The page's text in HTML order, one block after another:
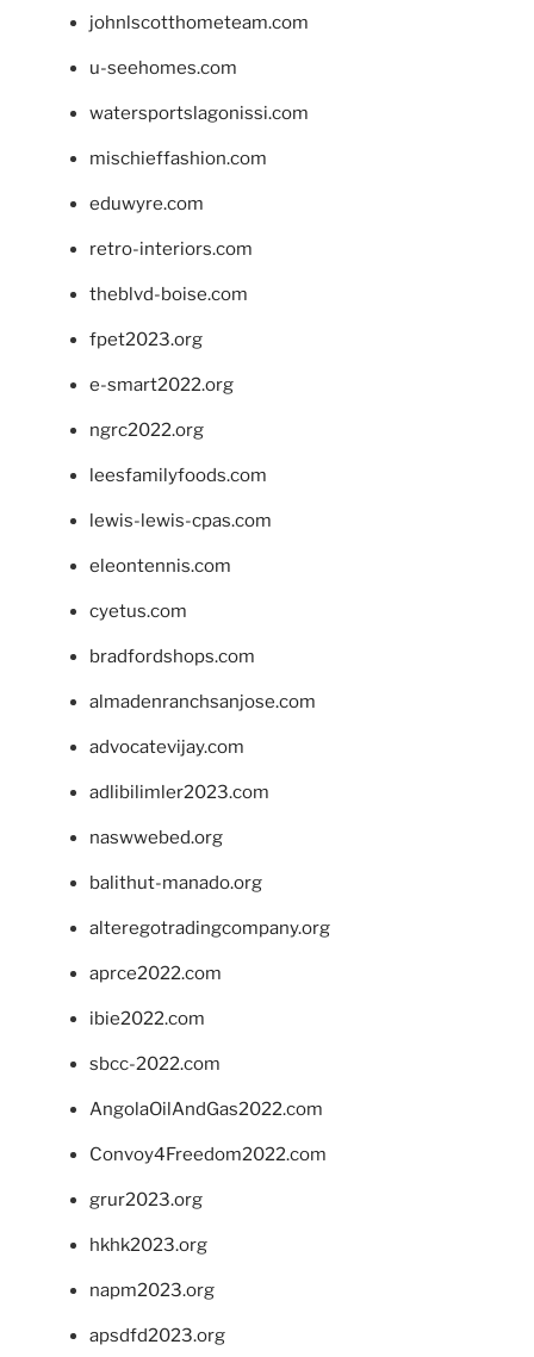
johnlscotthometeam.com
u-seehomes.com
watersportslagonissi.com
mischieffashion.com
eduwyre.com
retro-interiors.com
theblvd-boise.com
fpet2023.org
e-smart2022.org
ngrc2022.org
leesfamilyfoods.com
lewis-lewis-cpas.com
eleontennis.com
cyetus.com
bradfordshops.com
almadenranchsanjose.com
advocatevijay.com
adlibilimler2023.com
naswwebed.org
balithut-manado.org
alteregotradingcompany.org
aprce2022.com
ibie2022.com
sbcc-2022.com
AngolaOilAndGas2022.com
Convoy4Freedom2022.com
grur2023.org
hkhk2023.org
napm2023.org
apsdfd2023.org